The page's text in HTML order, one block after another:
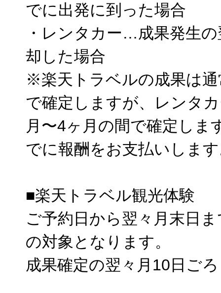
でに出発に到った場合
・レンタカー…成果発生
却した場合
※楽天トラベルの成果は
で確定しますが、レンタ
月〜4ヶ月の間で確定しま
でに報酬をお支払いしま
■楽天トラベル観光体験
ご予約日から翌々月末日
の対象となります。
成果確定の翌々月10日ご